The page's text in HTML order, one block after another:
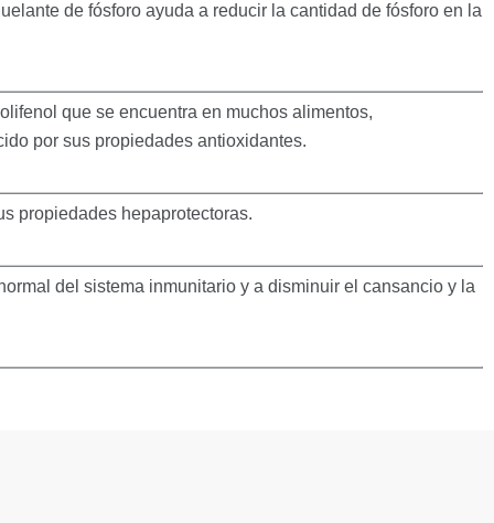
de fósforo ayuda a reducir la cantidad de fósforo en la
que se encuentra en muchos alimentos,
por sus propiedades antioxidantes.
propiedades hepaprotectoras.
del sistema inmunitario y a disminuir el cansancio y la